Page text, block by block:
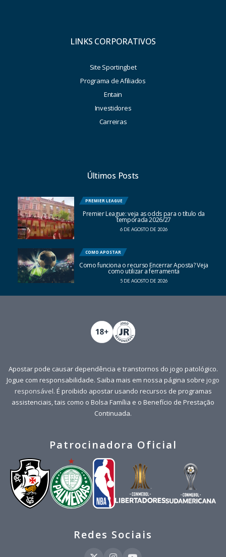
LINKS CORPORATIVOS
Site Sportingbet
Programa de Afiliados
Entain
Investidores
Carreiras
Últimos Posts
PREMIER LEAGUE
Premier League: veja as odds para o título da
temporada 2026/27
6 DE AGOSTO DE 2026
COMO APOSTAR
Como funciona o recurso Encerrar Aposta? Veja
como utilizar a ferramenta
5 DE AGOSTO DE 2026
Apostar pode causar dependência e transtornos do jogo patológico.
Jogue com responsabilidade. Saiba mais em nossa página sobre jogo
responsável. É proibido apostar usando recursos de programas
assistenciais, tais como o Bolsa Família e o Benefício de Prestação
Continuada.
Patrocinadora Oficial
Redes Sociais